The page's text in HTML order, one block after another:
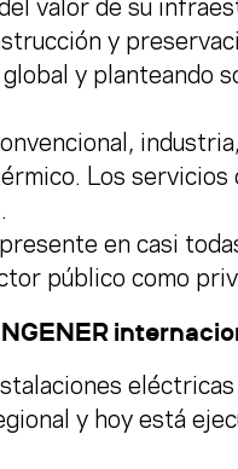
valor de su
y
y planteando
Los servicios
en casi
público como
y hoy está